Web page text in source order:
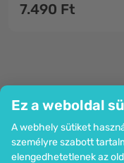
Ez a weboldal
A webhely sütiket
személyre szabott
elengedhetetlenek az
7.490 Ft
Cég
Információk